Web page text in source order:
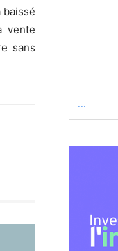
vente
sans
...